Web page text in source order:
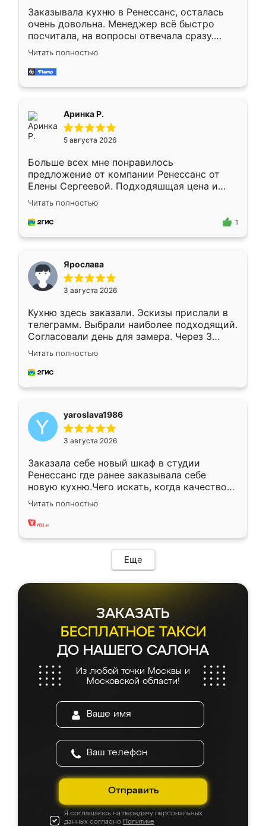
Заказывала кухню в Ренессанс, осталась
очень довольна. Менеджер всё быстро
посчитала, на вопросы отвечала сразу.
Замерщик приехал в субботу, подошёл к
делу со всей ответственностью. Собрали
за день, ребята работали аккуратно, даже
Читать полностью
Аринка Р.
5 августа 2026
Больше всех мне понравилось
предложение от компании Ренессанс от
Елены Сергеевой. Подходяшщая цена и
короткие сроки изготовления. Приехавший
для замера сотрудник Владислав
предложил по моему эскизу самый
Читать полностью
1
Ярослава
3 августа 2026
Кухню здесь заказали. Эскизы прислали в
телеграмм. Выбрали наиболее подходящий.
Согласовали день для замера. Через 3
недели кухня была уже готова. Остались
довольны работой. Спасибо Ренессанс
мебель за качественную работу!
Читать полностью
yaroslava1986
3 августа 2026
Заказала себе новый шкаф в студии
Ренессанс где ранее заказывала себе
новую кухню.Чего искать, когда качеством
вполне довольна. Служит кухня уже почти
два года, нареканий нет.
Читать полностью
Еще
ЗАКАЗАТЬ
БЕСПЛАТНОЕ ТАКСИ
ДО НАШЕГО САЛОНА
Из любой точки Москвы и
Московской области!
Отправить
Я соглашаюсь на передачу персональных
данных согласно Политике